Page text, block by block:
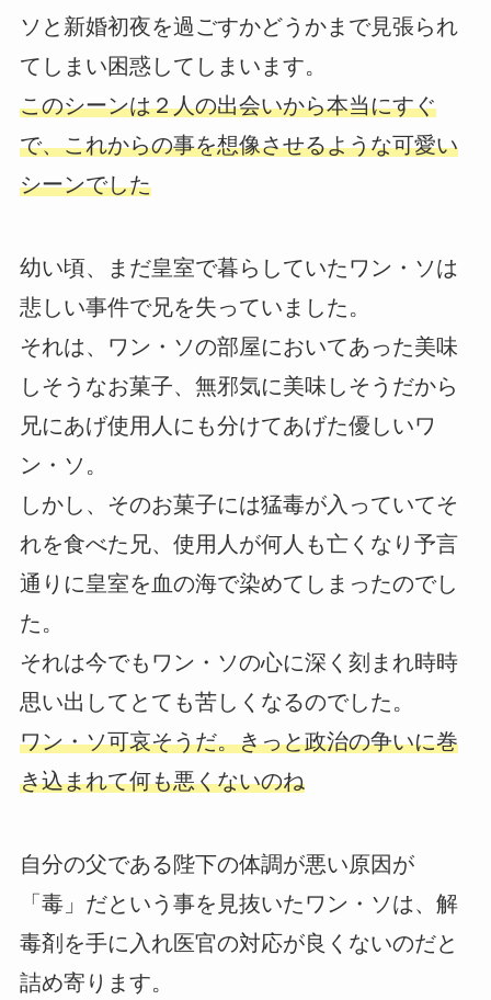
ソと新婚初夜を過ごすかどうかまで見張られ
てしまい困惑してしまいます。
このシーンは２人の出会いから本当にすぐ
で、これからの事を想像させるような可愛い
シーンでした
幼い頃、まだ皇室で暮らしていたワン・ソは
悲しい事件で兄を失っていました。
それは、ワン・ソの部屋においてあった美味
しそうなお菓子、無邪気に美味しそうだから
兄にあげ使用人にも分けてあげた優しいワ
ン・ソ。
しかし、そのお菓子には猛毒が入っていてそ
れを食べた兄、使用人が何人も亡くなり予言
通りに皇室を血の海で染めてしまったのでし
た。
それは今でもワン・ソの心に深く刻まれ時時
思い出してとても苦しくなるのでした。
ワン・ソ可哀そうだ。きっと政治の争いに巻
き込まれて何も悪くないのね
自分の父である陛下の体調が悪い原因が
「毒」だという事を見抜いたワン・ソは、解
毒剤を手に入れ医官の対応が良くないのだと
詰め寄ります。